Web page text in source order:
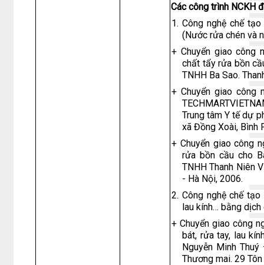
Các công trình NCKH
1. Công nghệ chế
(Nước rửa chén và
+ Chuyển giao công
chất tẩy rửa bồn
TNHH Ba Sao.
+ Chuyển giao công
Trung tâm Y tế dự
xã Đồng Xoài, Bình
+ Chuyển giao công
rửa bồn cầu cho
TNHH Thanh Niên
- Hà Nội, 2006.
2. Công nghệ chế
lau kính… bằng
+ Chuyển giao công
bát, rửa tay, lau
Nguyễn Minh
Thương mai. 29